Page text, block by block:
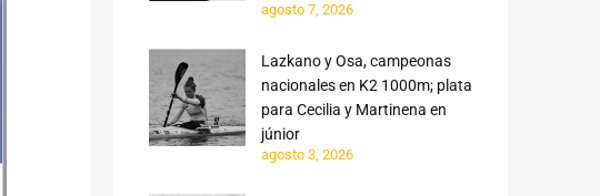
agosto 7, 2026
Lazkano y Osa, campeonas
nacionales en K2 1000m; plata
para Cecilia y Martinena en
júnior
agosto 3, 2026